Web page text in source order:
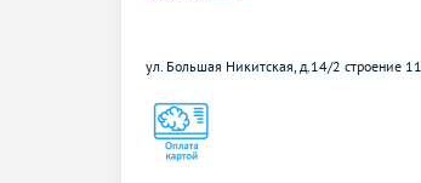
ул. Большая Никитская, д.14/2 строение 11,